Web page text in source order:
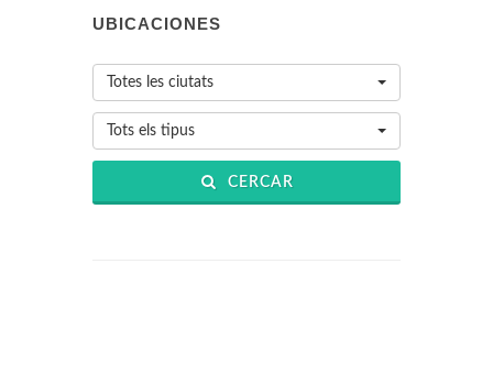
UBICACIONES
Totes les ciutats
Tots els tipus
CERCAR